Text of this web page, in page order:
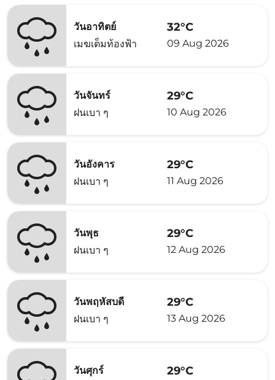
วันอาทิตย์
เมฆเต็มท้องฟ้า
32°C
09 Aug 2026
วันจันทร์
ฝนเบา ๆ
29°C
10 Aug 2026
วันอังคาร
ฝนเบา ๆ
29°C
11 Aug 2026
วันพุธ
ฝนเบา ๆ
29°C
12 Aug 2026
วันพฤหัสบดี
ฝนเบา ๆ
29°C
13 Aug 2026
วันศุกร์
29°C